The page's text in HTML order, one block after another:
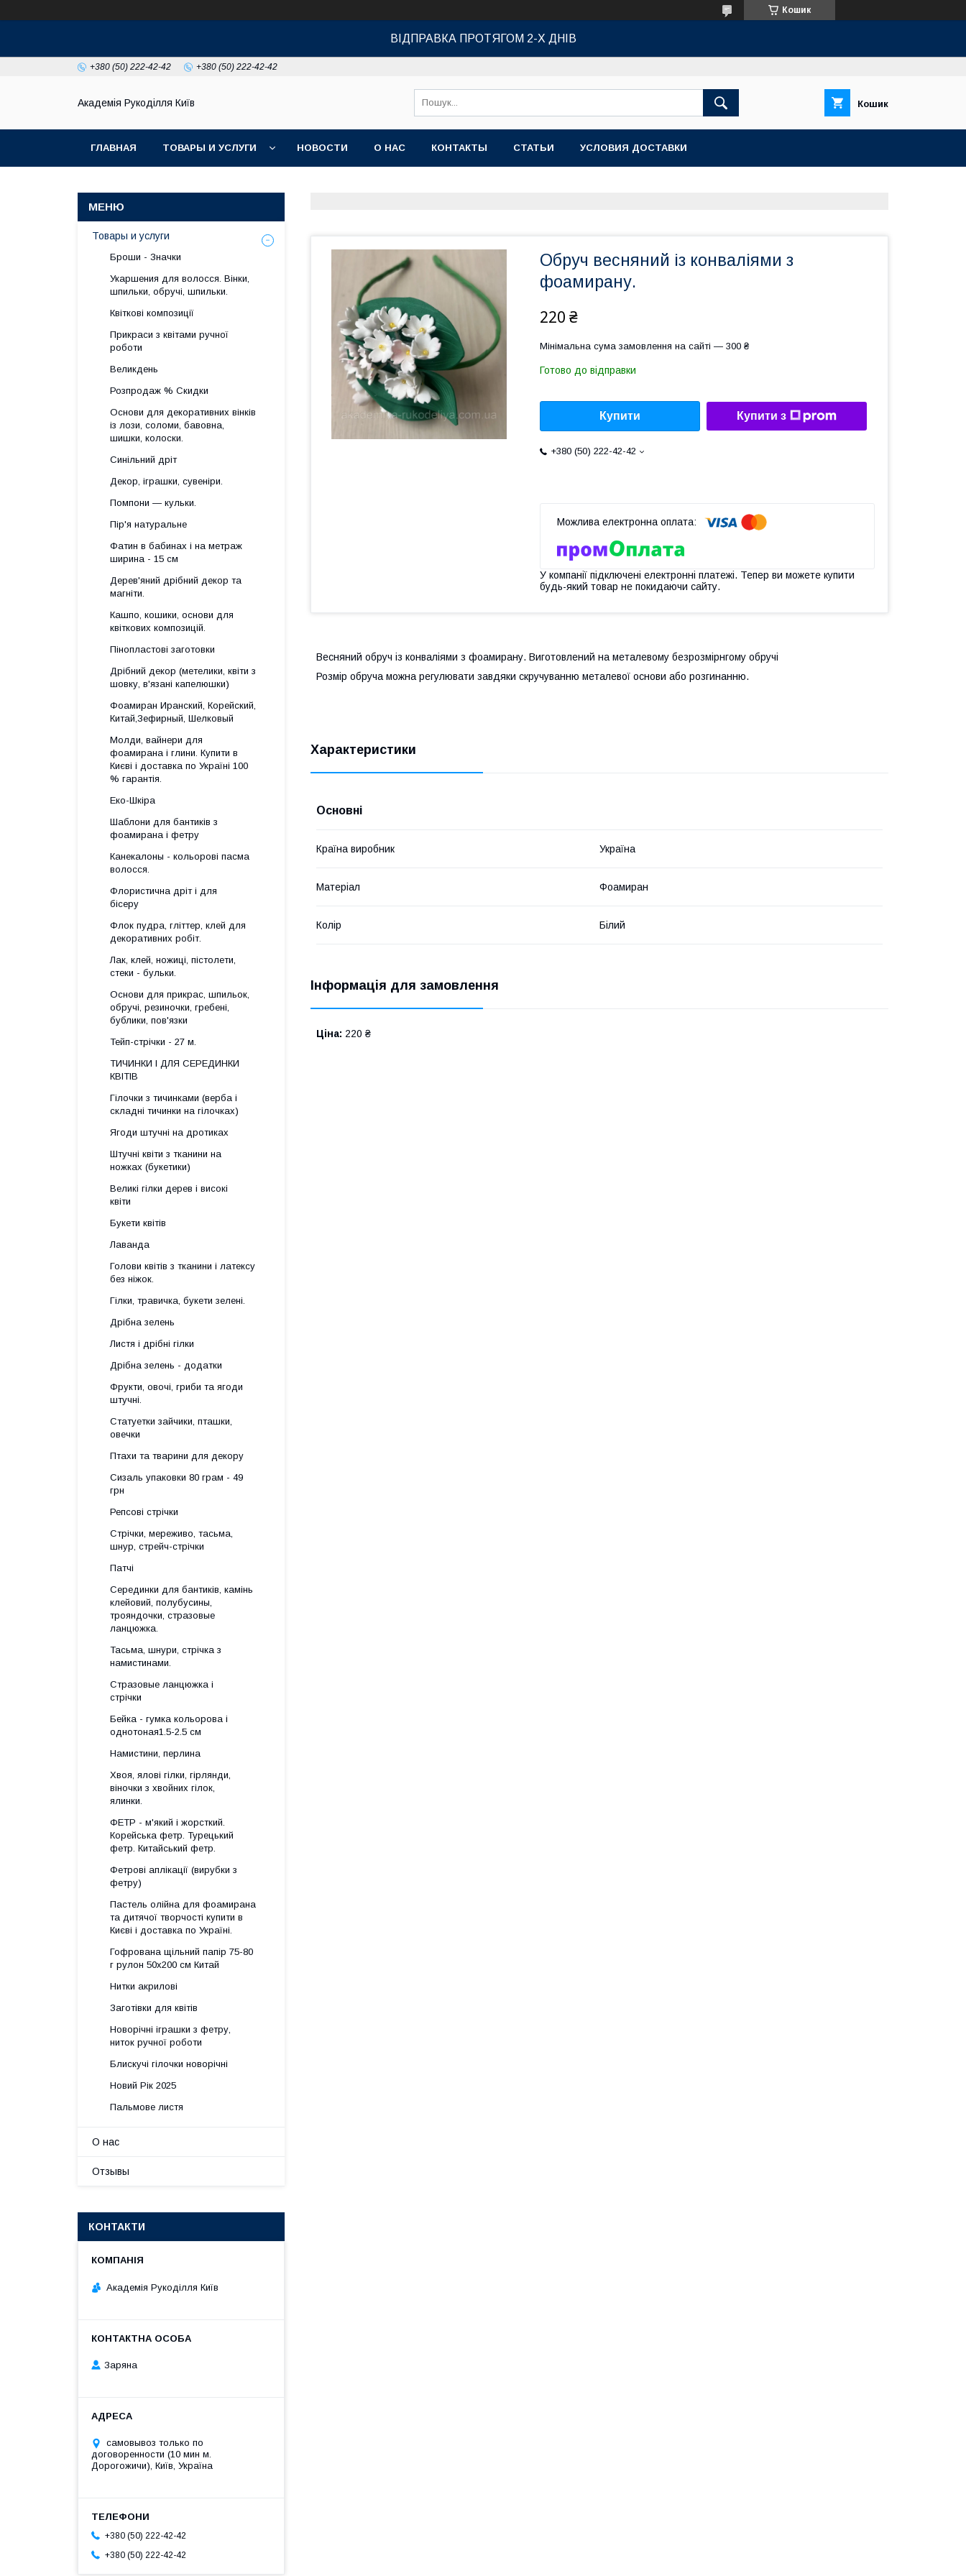
Кошик
ВІДПРАВКА ПРОТЯГОМ 2-Х ДНІВ
+380 (50) 222-42-42 +380 (50) 222-42-42
Академія Рукоділля Київ Кошик
ГЛАВНАЯ ТОВАРЫ И УСЛУГИ НОВОСТИ О НАС КОНТАКТЫ СТАТЬИ УСЛОВИЯ ДОСТАВКИ
Обруч весняний із конваліями з
фоамирану.
220 ₴
Мінімальна сума замовлення на сайті — 300 ₴
Готово до відправки
Купити Купити з
+380 (50) 222-42-42
У компанії підключені електронні платежі. Тепер ви можете купити
будь-який товар не покидаючи сайту.
Весняний обруч із конваліями з фоамирану. Виготовлений на металевому безрозмірнгому обручі
Розмір обруча можна регулювати завдяки скручуванню металевої основи або розгинанню.
Характеристики
Основні
Країна виробник Україна
Матеріал Фоамиран
Колір Білий
Інформація для замовлення
Ціна: 220 ₴
Товары и услуги
Броши - Значки
Укаршения для волосся. Вінки,
шпильки, обручі, шпильки.
Квіткові композиції
Прикраси з квітами ручної
роботи
Великдень
Розпродаж % Скидки
Основи для декоративних вінків
із лози, соломи, бавовна,
шишки, колоски.
Синільний дріт
Декор, іграшки, сувеніри.
Помпони — кульки.
Пір'я натуральне
Фатин в бабинах і на метраж
ширина - 15 см
Дерев'яний дрібний декор та
магніти.
Кашпо, кошики, основи для
квіткових композицій.
Пінопластові заготовки
Дрібний декор (метелики, квіти з
шовку, в'язані капелюшки)
Фоамиран Иранский, Корейский,
Китай,Зефирный, Шелковый
Молди, вайнери для
фоамирана і глини. Купити в
Києві і доставка по Україні 100
% гарантія.
Еко-Шкіра
Шаблони для бантиків з
фоамирана і фетру
Канекалоны - кольорові пасма
волосся.
Флористична дріт і для
бісеру
Флок пудра, гліттер, клей для
декоративних робіт.
Лак, клей, ножиці, пістолети,
стеки - бульки.
Основи для прикрас, шпильок,
обручі, резиночки, гребені,
бублики, пов'язки
Тейп-стрічки - 27 м.
ТИЧИНКИ І ДЛЯ СЕРЕДИНКИ
КВІТІВ
Гілочки з тичинками (верба і
складні тичинки на гілочках)
Ягоди штучні на дротиках
Штучні квіти з тканини на
ножках (букетики)
Великі гілки дерев і високі
квіти
Букети квітів
Лаванда
Голови квітів з тканини і латексу
без ніжок.
Гілки, травичка, букети зелені.
Дрібна зелень
Листя і дрібні гілки
Дрібна зелень - додатки
Фрукти, овочі, гриби та ягоди
штучні.
Статуетки зайчики, пташки,
овечки
Птахи та тварини для декору
Сизаль упаковки 80 грам - 49
грн
Репсові стрічки
Стрічки, мереживо, тасьма,
шнур, стрейч-стрічки
Патчі
Серединки для бантиків, камінь
клейовий, полубусины,
трояндочки, стразовые
ланцюжка.
Тасьма, шнури, стрічка з
намистинами.
Стразовые ланцюжка і
стрічки
Бейка - гумка кольорова і
однотоная1.5-2.5 см
Намистини, перлина
Хвоя, ялові гілки, гірлянди,
віночки з хвойних гілок,
ялинки.
ФЕТР - м'який і жорсткий.
Корейська фетр. Турецький
фетр. Китайський фетр.
Фетрові аплікації (вирубки з
фетру)
Пастель олійна для фоамирана
та дитячої творчості купити в
Києві і доставка по Україні.
Гофрована щільний папір 75-80
г рулон 50х200 см Китай
Нитки акрилові
Заготівки для квітів
Новорічні іграшки з фетру,
ниток ручної роботи
Блискучі гілочки новорічні
Новий Рік 2025
Пальмове листя
О нас
Отзывы
КОНТАКТИ
Академія Рукоділля Київ
Заряна
самовывоз только по
договоренности (10 мин м.
Дорогожичи), Київ, Україна
+380 (50) 222-42-42
+380 (50) 222-42-42